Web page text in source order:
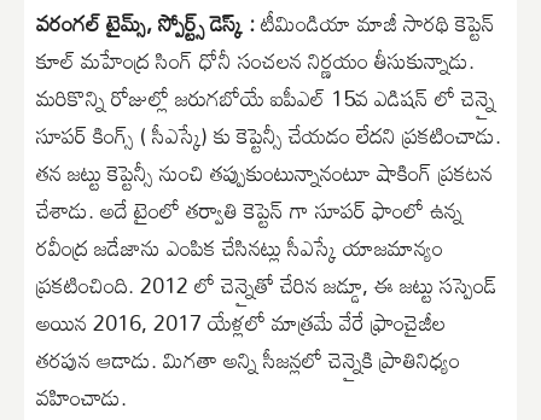
వరంగల్ టైమ్స్, స్పోర్ట్స్ డెస్క్ :టీమిండియా మాజీ సారథి కెప్టెన్
కూల్ మహేంద్ర సింగ్ ధోనీ సంచలన నిర్ణయం తీసుకున్నాడు.
మరికొన్ని రోజుల్లో జరుగబోయే ఐపీఎల్ 15వ ఎడిషన్ లో చెన్నై
సూపర్ కింగ్స్ ( సీఎస్కే) కు కెప్టెన్సీ చేయడం లేదని ప్రకటించాడు.
తన జట్టు కెప్టెన్సీ నుంచి తప్పుకుంటున్నానంటూ షాకింగ్ ప్రకటన
చేశాడు. అదే టైంలో తర్వాతి కెప్టెన్ గా సూపర్ ఫాంలో ఉన్న
రవీంద్ర జడేజాను ఎంపిక చేసినట్లు సీఎస్కే యాజమాన్యం
ప్రకటించింది. 2012 లో చెన్నైతో చేరిన జడ్డూ, ఈ జట్టు సస్పెండ్
అయిన 2016, 2017 యేళ్లలో మాత్రమే వేరే ఫ్రాంచైజీల
తరపున ఆడాడు. మిగతా అన్ని సీజన్లలో చెన్నైకి ప్రాతినిధ్యం
వహించాడు.